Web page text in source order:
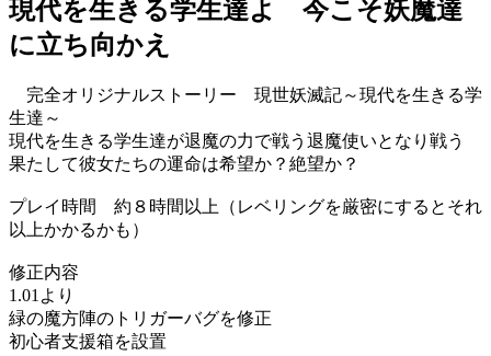
現代を生きる学生達よ 今こそ妖魔達
に立ち向かえ
完全オリジナルストーリー 現世妖滅記～現代を生きる学
生達～
現代を生きる学生達が退魔の力で戦う退魔使いとなり戦う
果たして彼女たちの運命は希望か？絶望か？
プレイ時間 約８時間以上（レベリングを厳密にするとそれ
以上かかるかも）
修正内容
1.01より
緑の魔方陣のトリガーバグを修正
初心者支援箱を設置